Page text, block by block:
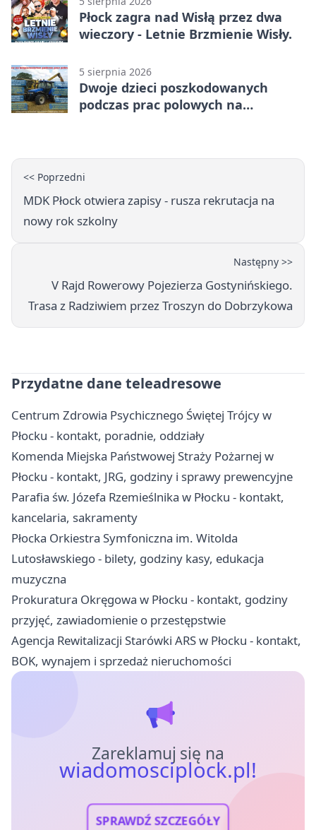
Płock zagra nad Wisłą przez dwa
wieczory - Letnie Brzmienie Wisły.
5 sierpnia 2026
Dwoje dzieci poszkodowanych
podczas prac polowych na
<< Poprzedni
MDK Płock otwiera zapisy - rusza rekrutacja na
nowy rok szkolny
Następny >>
V Rajd Rowerowy Pojezierza Gostynińskiego.
Trasa z Radziwiem przez Troszyn do Dobrzykowa
Przydatne dane teleadresowe
Centrum Zdrowia Psychicznego Świętej Trójcy w
Płocku - kontakt, poradnie, oddziały
Komenda Miejska Państwowej Straży Pożarnej w
Płocku - kontakt, JRG, godziny i sprawy prewencyjne
Parafia św. Józefa Rzemieślnika w Płocku - kontakt,
kancelaria, sakramenty
Płocka Orkiestra Symfoniczna im. Witolda
Lutosławskiego - bilety, godziny kasy, edukacja
muzyczna
Prokuratura Okręgowa w Płocku - kontakt, godziny
przyjęć, zawiadomienie o przestępstwie
Agencja Rewitalizacji Starówki ARS w Płocku - kontakt,
BOK, wynajem i sprzedaż nieruchomości
Zareklamuj się na
wiadomosciplock.pl!
SPRAWDŹ SZCZEGÓŁY